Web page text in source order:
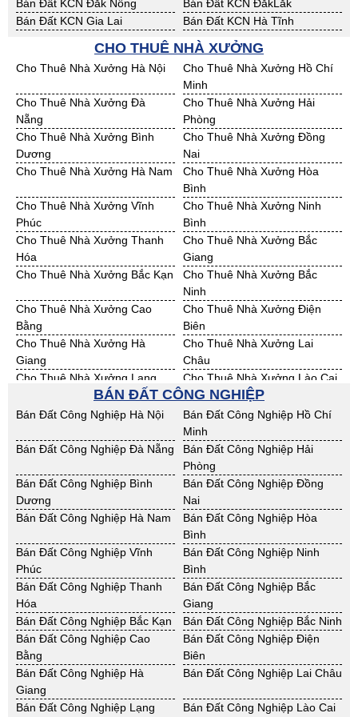
Bán Đất KCN Đăk Nông
Bán Đất KCN ĐắkLắk
Bán Đất KCN Gia Lai
Bán Đất KCN Hà Tĩnh
Bán Đất KCN Nghệ An
Bán Đất KCN Ninh Thuận
Bán Đất KCN Phú Yên
Bán Đất KCN Quảng Bình
Bán Đất KCN Quảng Nam
Bán Đất KCN Quảng Ngãi
Bán Đất KCN Bà Rịa - VT
Bán Đất KCN Cần Thơ
Bán Đất KCN An Giang
Bán Đất KCN Bạc Liêu
Bán Đất KCN Bến Tre
Bán Đất KCN Bình Phước
Bán Đất KCN Cà Mau
Bán Đất KCN Đồng Tháp
Bán Đất KCN Hậu Giang
Bán Đất KCN Kiên Giang
Bán Đất KCN Long An
Bán Đất KCN Sóc Trăng
Bán Đất KCN Tây Ninh
Bán Đất KCN Tiền Giang
Bán Đất KCN Trà Vinh
Bán Đất KCN Vĩnh Long
Bán Đất KCN Hải Dương
Bán Đất KCN Hưng Yên
Bán Đất KCN Quảng Ninh
CHO THUÊ NHÀ XƯỞNG
Cho Thuê Nhà Xưởng Hà Nội
Cho Thuê Nhà Xưởng Hồ Chí
Minh
Cho Thuê Nhà Xưởng Đà
Nẵng
Cho Thuê Nhà Xưởng Hải
Phòng
Cho Thuê Nhà Xưởng Bình
Dương
Cho Thuê Nhà Xưởng Đồng
Nai
Cho Thuê Nhà Xưởng Hà Nam
Cho Thuê Nhà Xưởng Hòa
Bình
Cho Thuê Nhà Xưởng Vĩnh
Phúc
Cho Thuê Nhà Xưởng Ninh
Bình
Cho Thuê Nhà Xưởng Thanh
Hóa
Cho Thuê Nhà Xưởng Bắc
Giang
Cho Thuê Nhà Xưởng Bắc Kạn
Cho Thuê Nhà Xưởng Bắc
Ninh
Cho Thuê Nhà Xưởng Cao
Bằng
Cho Thuê Nhà Xưởng Điện
Biên
Cho Thuê Nhà Xưởng Hà
Giang
Cho Thuê Nhà Xưởng Lai
Châu
Cho Thuê Nhà Xưởng Lạng
Cho Thuê Nhà Xưởng Lào Cai
Cho Thuê Nhà Xưởng Nam
Cho Thuê Nhà Xưởng Phú Thọ
Cho Thuê Nhà Xưởng Sơn La
Cho Thuê Nhà Xưởng Thái
Bình
Cho Thuê Nhà Xưởng Thái
Nguyên
Cho Thuê Nhà Xưởng Tuyên
Quang
Cho Thuê Nhà Xưởng Yên Bái
Cho Thuê Nhà Xưởng Thừa T.
Huế
Cho Thuê Nhà Xưởng Khánh
Hoà
Cho Thuê Nhà Xưởng Lâm
Đồng
Cho Thuê Nhà Xưởng Bình
Định
Cho Thuê Nhà Xưởng Bình
Thuận
Cho Thuê Nhà Xưởng Đăk
Nông
Cho Thuê Nhà Xưởng ĐắkLắk
Cho Thuê Nhà Xưởng Gia Lai
Cho Thuê Nhà Xưởng Hà Tĩnh
Cho Thuê Nhà Xưởng Kon
Tum
Cho Thuê Nhà Xưởng Nghệ An
Cho Thuê Nhà Xưởng Ninh
Cho Thuê Nhà Xưởng Phú Yên
BÁN ĐẤT CÔNG NGHIỆP
Bán Đất Công Nghiệp Hà Nội
Bán Đất Công Nghiệp Hồ Chí
Minh
Bán Đất Công Nghiệp Đà Nẵng
Bán Đất Công Nghiệp Hải
Phòng
Bán Đất Công Nghiệp Bình
Dương
Bán Đất Công Nghiệp Đồng
Nai
Bán Đất Công Nghiệp Hà Nam
Bán Đất Công Nghiệp Hòa
Bình
Bán Đất Công Nghiệp Vĩnh
Phúc
Bán Đất Công Nghiệp Ninh
Bình
Bán Đất Công Nghiệp Thanh
Hóa
Bán Đất Công Nghiệp Bắc
Giang
Bán Đất Công Nghiệp Bắc Kạn
Bán Đất Công Nghiệp Bắc Ninh
Bán Đất Công Nghiệp Cao
Bằng
Bán Đất Công Nghiệp Điện
Biên
Bán Đất Công Nghiệp Hà
Giang
Bán Đất Công Nghiệp Lai Châu
Bán Đất Công Nghiệp Lạng
Bán Đất Công Nghiệp Lào Cai